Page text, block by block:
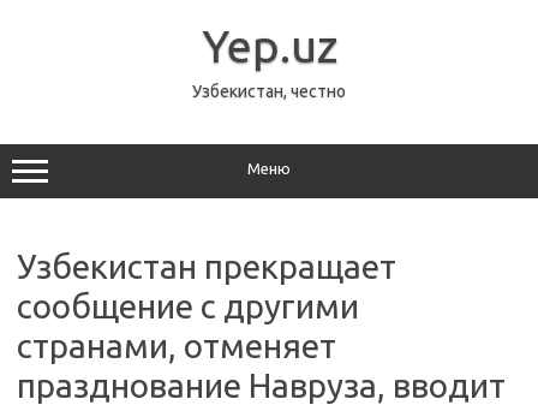
Yep.uz
Узбекистан, честно
Меню
Узбекистан прекращает
сообщение с другими
странами, отменяет
празднование Навруза, вводит